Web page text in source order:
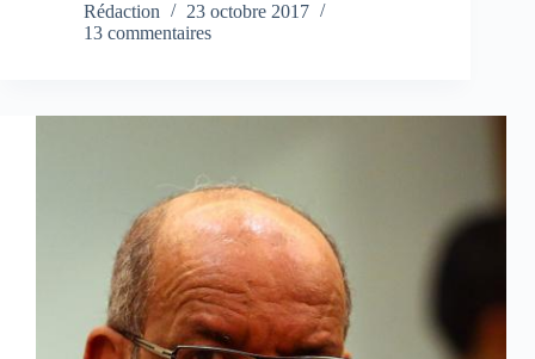
Rédaction
23 octobre 2017
13 commentaires